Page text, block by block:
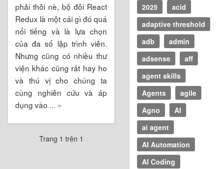
phải thôi nè, bộ đôi React
Redux là một cái gì đó quá
nổi tiếng và là lựa chọn
của đa số lập trình viên.
Nhưng cũng có nhiều thư
viện khác cũng rất hay ho
và thú vị cho chúng ta
cùng nghiên cứu và áp
dụng vào ... »
Trang 1 trên 1
2025
acid
adaptive threshold
adb
admin
adsense
aff
agent skills
Agents
agile
Agno
AI
ai agent
AI Automation
AI Coding